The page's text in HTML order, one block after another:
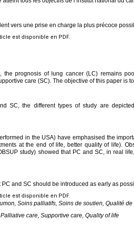
vers une prise en charge la plus précoce
est disponible en PDF.
the prognosis of lung cancer (LC) remains
care (SC). The objective of this paper is
SC, the different types of study are
in the USA) have emphasised the
at the end of life, better quality of life).
study) showed that PC and SC, in real
and SC should be introduced as early as
est disponible en PDF.
Soins palliatifs, Soins de soutien, Qualité de
care, Supportive care, Quality of life